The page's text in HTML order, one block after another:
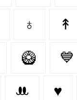
♁ ↟
🥝 💙
ꔚ ♥